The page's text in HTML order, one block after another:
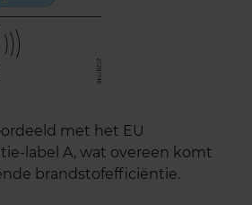
met het EU
label A, wat overeen komt
brandstofefficiëntie.